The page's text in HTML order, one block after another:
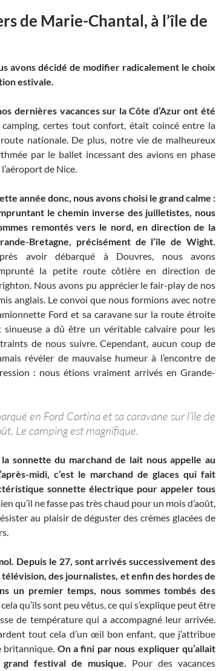
de Marie-Chantal, à l’île de
avons décidé de modifier radicalement le choix
estivale.
dernières vacances sur la Côte d’Azur ont été
camping, certes tout confort, était coincé entre la
nationale. De plus, notre vie de malheureux
par le ballet incessant des avions en phase
de Nice.
année donc, nous avons choisi le grand calme :
le chemin inverse des juilletistes, nous
remontés vers le nord, en direction de la
Bretagne, précisément de l’île de Wight.
avoir débarqué à Douvres, nous avons
la petite route côtière en direction de
Nous avons pu apprécier le fair-play de nos
anglais. Le convoi que nous formions avec notre
Ford et sa caravane sur la route étroite
sinueuse a dû être un véritable calvaire pour les
de nous suivre. Cependant, aucun coup de
révéler de mauvaise humeur à l’encontre de
: nous étions vraiment arrivés en Grande-
en Ford Cortina et sa caravane sur l’île de
Le camping est magnifique.
la sonnette du marchand de lait nous appelle au
midi, c’est le marchand de glaces qui fait
sonnette électrique pour appeler tous
qu’il ne fasse pas très chaud pour un mois d’août,
au plaisir de déguster des crèmes glacées de
Depuis le 27, sont arrivés successivement des
des journalistes, et enfin des hordes de
un premier temps, nous sommes tombés des
qu’ils sont peu vêtus, ce qui s’explique peut être
de température qui a accompagné leur arrivée.
tout cela d’un œil bon enfant, que j’attribue
britannique. On a fini par nous expliquer qu’allait
festival de musique. Pour des vacances